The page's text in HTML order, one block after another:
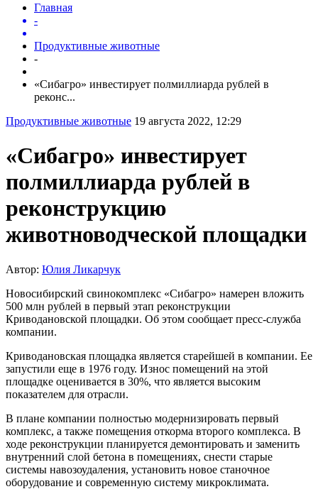
Главная
-
Продуктивные животные
-
«Сибагро» инвестирует полмиллиарда рублей в
реконс...
Продуктивные животные 19 августа 2022, 12:29
«Сибагро» инвестирует
полмиллиарда рублей в
реконструкцию
животноводческой площадки
Автор: Юлия Ликарчук
Новосибирский свинокомплекс «Сибагро» намерен вложить
500 млн рублей в первый этап реконструкции
Криводановской площадки. Об этом сообщает пресс-служба
компании.
Криводановская площадка является старейшей в компании. Ее
запустили еще в 1976 году. Износ помещений на этой
площадке оценивается в 30%, что является высоким
показателем для отрасли.
В плане компании полностью модернизировать первый
комплекс, а также помещения откорма второго комплекса. В
ходе реконструкции планируется демонтировать и заменить
внутренний слой бетона в помещениях, снести старые
системы навозоудаления, установить новое станочное
оборудование и современную систему микроклимата.